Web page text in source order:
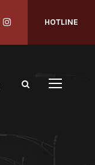
HOTLINE